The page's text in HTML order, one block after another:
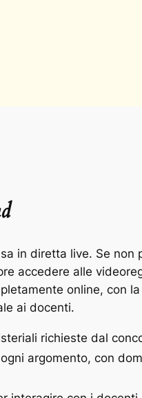
in diretta live. Se non
accedere alle
online, con
ai docenti.
richieste dal
argomento, con